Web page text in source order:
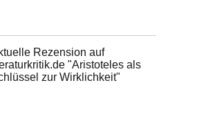
Rezension auf
"Aristoteles als
zur Wirklichkeit"